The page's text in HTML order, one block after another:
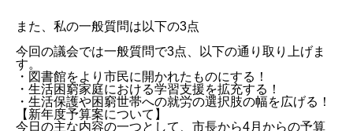
また、私の一般質問は以下の3点
今回の議会では一般質問で3点、以下の通り取り上げま
す。
・図書館をより市民に開かれたものにする！
・生活困窮家庭における学習支援を拡充する！
・生活保護や困窮世帯への就労の選択肢の幅を広げる！
【新年度予算案について】
今日の主な内容の一つとして、市長から4月からの予算